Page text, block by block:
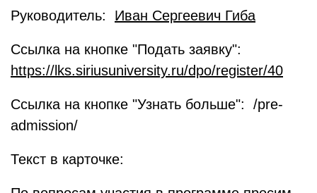
Руководитель: Иван Сергеевич Гиба
Ссылка на кнопке "Подать заявку":
https://lks.siriusuniversity.ru/dpo/register/40
Ссылка на кнопке "Узнать больше": /pre-
admission/
Текст в карточке: